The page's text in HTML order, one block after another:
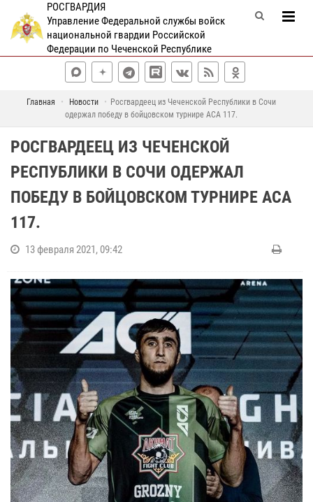
РОСГВАРДИЯ
Управление Федеральной службы войск
национальной гвардии Российской
Федерации по Чеченской Республике
Главная Новости
Росгвардеец из Чеченской Республики в Сочи
одержал победу в бойцовском турнире АСА 117.
РОСГВАРДЕЕЦ ИЗ ЧЕЧЕНСКОЙ
РЕСПУБЛИКИ В СОЧИ ОДЕРЖАЛ
ПОБЕДУ В БОЙЦОВСКОМ ТУРНИРЕ АСА
117.
13 февраля 2021, 09:42